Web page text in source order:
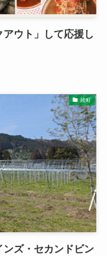
ウト」して応援し
綾町
ズ・セカンドビン